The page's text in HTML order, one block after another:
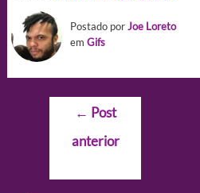
Postado porJoe Loreto
em Gifs
Navegação
Post
← Post
anterior